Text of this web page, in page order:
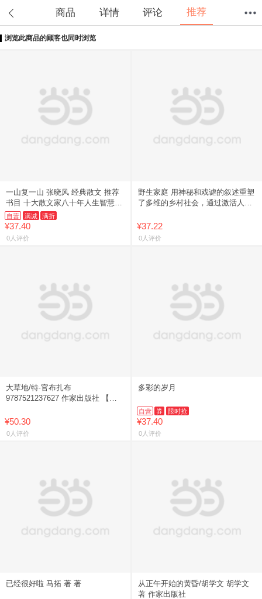
商品 详情 评论 推荐
浏览此商品的顾客也同时浏览
一山复一山 张晓风 经典散文 推荐
书目 十大散文家八十年人生智慧
给跋涉者的力量之书
自营 满减 满折
¥37.40
0人评价
野生家庭 用神秘和戏谑的叙述重塑
了多维的乡村社会，通过激活人与
纷繁形态的感性世界 xf
¥37.22
0人评价
大草地/特·官布扎布
9787521237627 作家出版社 【新
¥50.30
0人评价
多彩的岁月
自营 券 限时抢
¥37.40
0人评价
已经很好啦 马拓 著 著
从正午开始的黄昏/胡学文 胡学文
著 作家出版社